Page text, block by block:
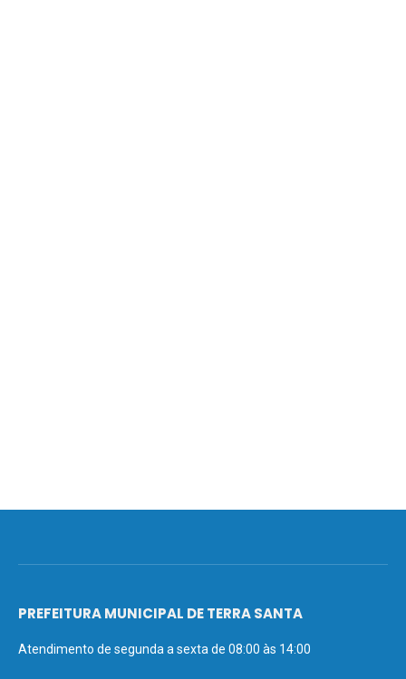
PREFEITURA MUNICIPAL DE TERRA SANTA
Atendimento de segunda a sexta de 08:00 às 14:00